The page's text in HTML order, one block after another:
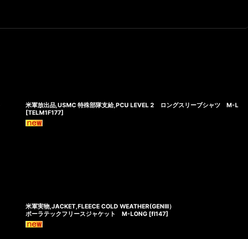
米軍放出品,USMC 特殊部隊支給,PCU LEVEL 2 ロングスリーブシャツ M-L
[TELM1F177]
米軍実物,JACKET,FLEECE COLD WEATHER(GENIII）
ポーラテックフリースジャケット M-LONG [fl147]